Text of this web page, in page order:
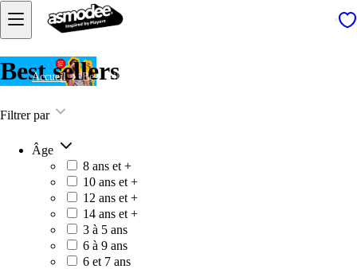
Accueil Best sellers
Best sellers
Filtrer par
Âge
8 ans et +
10 ans et +
12 ans et +
14 ans et +
3 à 5 ans
6 à 9 ans
6 et 7 ans